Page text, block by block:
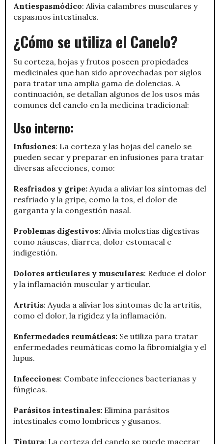
Antiespasmódico: Alivia calambres musculares y
espasmos intestinales.
¿Cómo se utiliza el Canelo?
Su corteza, hojas y frutos poseen propiedades
medicinales que han sido aprovechadas por siglos
para tratar una amplia gama de dolencias. A
continuación, se detallan algunos de los usos más
comunes del canelo en la medicina tradicional:
Uso interno:
Infusiones: La corteza y las hojas del canelo se
pueden secar y preparar en infusiones para tratar
diversas afecciones, como:
Resfriados y gripe: Ayuda a aliviar los síntomas del
resfriado y la gripe, como la tos, el dolor de
garganta y la congestión nasal.
Problemas digestivos: Alivia molestias digestivas
como náuseas, diarrea, dolor estomacal e
indigestión.
Dolores articulares y musculares: Reduce el dolor
y la inflamación muscular y articular.
Artritis: Ayuda a aliviar los síntomas de la artritis,
como el dolor, la rigidez y la inflamación.
Enfermedades reumáticas: Se utiliza para tratar
enfermedades reumáticas como la fibromialgia y el
lupus.
Infecciones: Combate infecciones bacterianas y
fúngicas.
Parásitos intestinales: Elimina parásitos
intestinales como lombrices y gusanos.
Tintura: La corteza del canelo se puede macerar